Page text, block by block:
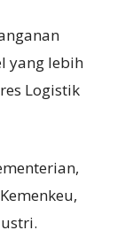
yang lebih
Logistik